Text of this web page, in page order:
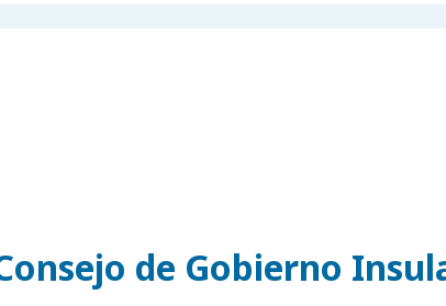
de Gobierno